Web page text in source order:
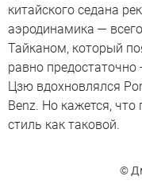
китайского седана
аэродинамика —
Тайканом, который
равно
Цзю вдохновлялся
Benz. Но кажется, что
стиль как таковой.
©